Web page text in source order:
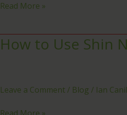
Read More »
How to Use Shin
Leave a Comment/ Blog / Ian
How
to
Nong
Machine?